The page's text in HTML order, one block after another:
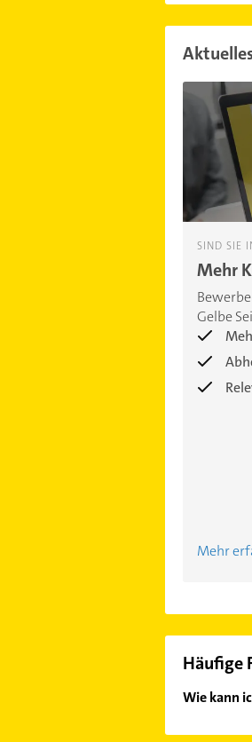
SIND SIE
Mehr
Gelbe
Mehr
Häufige
Wie kann